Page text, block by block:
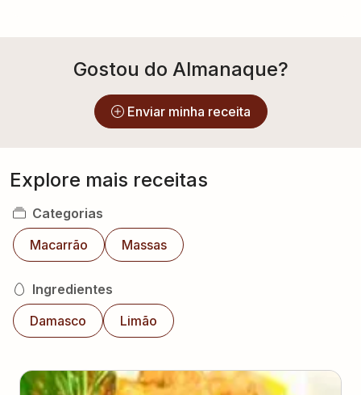
Gostou do Almanaque?
Enviar minha receita
Explore mais receitas
Categorias
Macarrão
Massas
Ingredientes
Damasco
Limão